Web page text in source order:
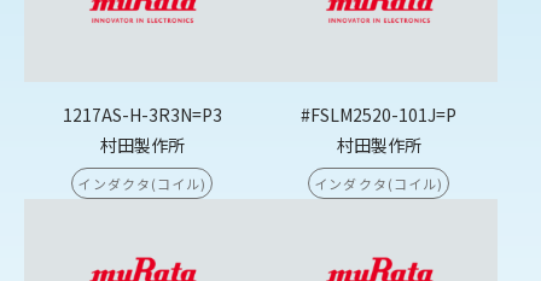
1217AS-H-3R3N=P3
村田製作所
インダクタ(コイル)
#FSLM2520-101J=P
村田製作所
インダクタ(コイル)